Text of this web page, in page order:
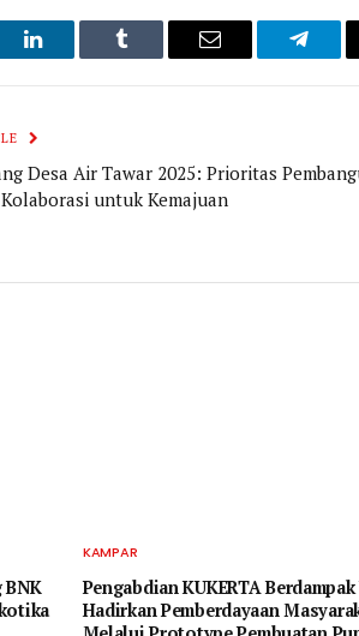
LinkedIn Tumblr Email
Desa Air Tawar 2025: Prioritas
untuk Kemajuan
KAMPAR
Pengabdian KUKERTA
Hadirkan Pemberdayaan